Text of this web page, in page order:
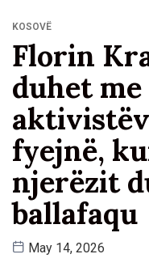
KOSOVË
Florin
duhet
fyejnë,
njerëzit
ballafaqu
May 14, 2026